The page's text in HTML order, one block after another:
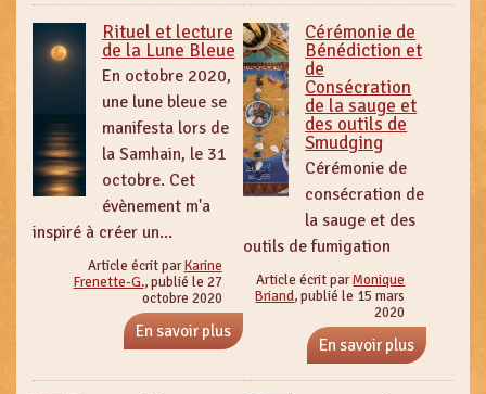
Rituel et lecture
de la Lune Bleue
En octobre 2020,
une lune bleue se
manifesta lors de
la Samhain, le 31
octobre. Cet
évènement m'a
inspiré à créer un...
Article écrit parKarine
Frenette-G., publié le 27
octobre 2020
En savoir plus
Cérémonie de
Bénédiction et
de
Consécration
de la sauge et
des outils de
Smudging
Cérémonie de
consécration de
la sauge et des
outils de fumigation
Article écrit parMonique
Briand, publié le 15 mars
2020
En savoir plus